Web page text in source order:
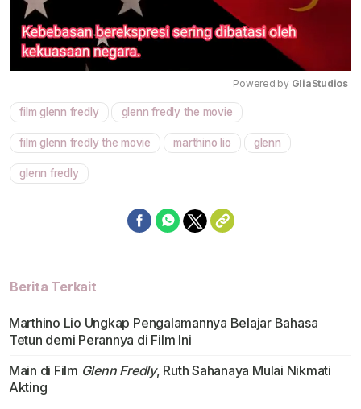
Powered by GliaStudios
film glenn fredly glenn fredly the movie
film glenn fredly the movie marthino lio glenn
glenn fredly
Berita Terkait
Marthino Lio Ungkap Pengalamannya Belajar Bahasa
Tetun demi Perannya di Film Ini
Main di Film Glenn Fredly, Ruth Sahanaya Mulai Nikmati
Akting